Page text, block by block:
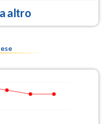
altro